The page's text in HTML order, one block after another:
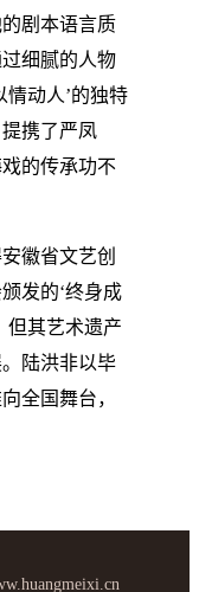
剧本语言质
细腻的人物
情动人’的独特
携了严凤
的传承功不
徽省文艺创
发的‘终身成
但其艺术遗产
陆洪非以毕
全国舞台，